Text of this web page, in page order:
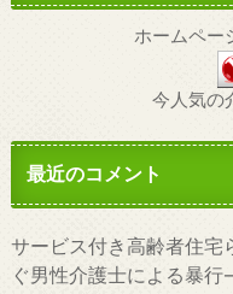
ホームペー
今人気の
最近のコメント
サービス付き高齢者住宅
ぐ男性介護士による暴